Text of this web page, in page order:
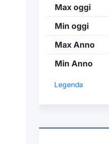
Max oggi
Min oggi
Max Anno
Min Anno
Legenda